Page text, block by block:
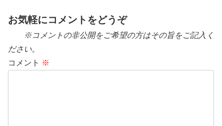
お気軽にコメントをどうぞ
※コメントの非公開をご希望の方はその旨をご記入く
ださい。
コメント ※